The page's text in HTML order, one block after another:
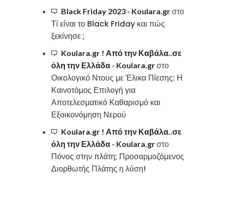
Black Friday 2023 - Koulara.grστο
Τί είναι το Black Friday και πώς
ξεκίνησε ;
Koulara.gr ! Από την Καβάλα..σε
όλη την Ελλάδα - Koulara.grστο
Οικολογικό Ντους με Έλικα Πίεσης: Η
Καινοτόμος Επιλογή για
Αποτελεσματικό Καθαρισμό και
Εξοικονόμηση Νερού
Koulara.gr ! Από την Καβάλα..σε
όλη την Ελλάδα - Koulara.grστο
Πόνος στην πλάτη; Προσαρμοζόμενος
Διορθωτής Πλάτης η λύση!